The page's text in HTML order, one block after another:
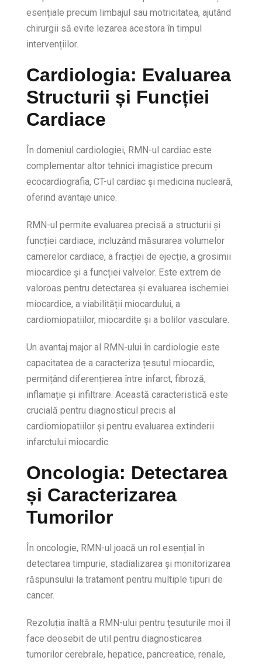
esențiale precum limbajul sau motricitatea, ajutând
chirurgii să evite lezarea acestora în timpul
intervențiilor.
Cardiologia: Evaluarea
Structurii și Funcției
Cardiace
În domeniul cardiologiei, RMN-ul cardiac este
complementar altor tehnici imagistice precum
ecocardiografia, CT-ul cardiac și medicina nucleară,
oferind avantaje unice.
RMN-ul permite evaluarea precisă a structurii și
funcției cardiace, incluzând măsurarea volumelor
camerelor cardiace, a fracției de ejecție, a grosimii
miocardice și a funcției valvelor. Este extrem de
valoroas pentru detectarea și evaluarea ischemiei
miocardice, a viabilității miocardului, a
cardiomiopatiilor, miocardite și a bolilor vasculare.
Un avantaj major al RMN-ului în cardiologie este
capacitatea de a caracteriza țesutul miocardic,
permițând diferențierea între infarct, fibroză,
inflamație și infiltrare. Această caracteristică este
crucială pentru diagnosticul precis al
cardiomiopatiilor și pentru evaluarea extinderii
infarctului miocardic.
Oncologia: Detectarea
și Caracterizarea
Tumorilor
În oncologie, RMN-ul joacă un rol esențial în
detectarea timpurie, stadializarea și monitorizarea
răspunsului la tratament pentru multiple tipuri de
cancer.
Rezoluția înaltă a RMN-ului pentru țesuturile moi îl
face deosebit de util pentru diagnosticarea
tumorilor cerebrale, hepatice, pancreatice, renale,